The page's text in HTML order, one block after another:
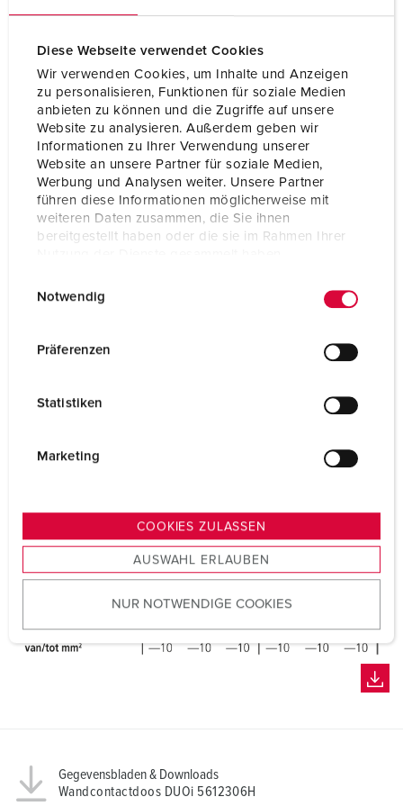
Diese Webseite verwendet Cookies
Wir verwenden Cookies, um Inhalte und Anzeigen
zu personalisieren, Funktionen für soziale Medien
anbieten zu können und die Zugriffe auf unsere
Website zu analysieren. Außerdem geben wir
Informationen zu Ihrer Verwendung unserer
Website an unsere Partner für soziale Medien,
Werbung und Analysen weiter. Unsere Partner
führen diese Informationen möglicherweise mit
weiteren Daten zusammen, die Sie ihnen
bereitgestellt haben oder die sie im Rahmen Ihrer
s
u
w
a
Notwendig
Präferenzen
Statistiken
Marketing
COOKIES ZULASSEN
AUSWAHL ERLAUBEN
NUR NOTWENDIGE COOKIES
Beschermingsgraad IP67 / IP69
Behuizing materiaal Kunststof
Gewicht 1230 g
Gegevensbladen & Downloads
Wandcontactdoos DUOi 5612306H